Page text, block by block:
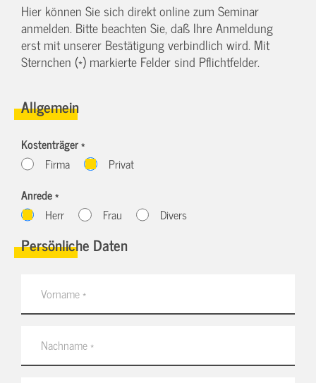
Hier können Sie sich direkt online zum Seminar
anmelden. Bitte beachten Sie, daß Ihre Anmeldung
erst mit unserer Bestätigung verbindlich wird. Mit
Sternchen (*) markierte Felder sind Pflichtfelder.
Allgemein
Kostenträger *
Firma
Privat
Anrede *
Herr
Frau Divers
Persönliche Daten